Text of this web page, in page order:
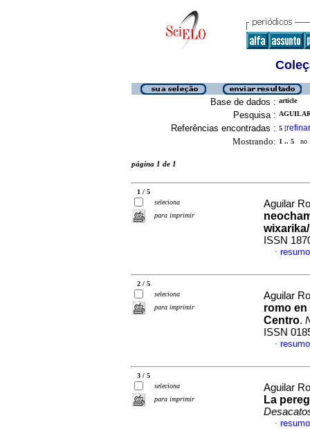
Base de dados : article
Pesquisa :
Referências encontradas : 5 [refinar
Mostrando: 1 .. 5 no
página 1 de 1
1 / 5
seleciona
para imprimir
Aguilar
ISSN
·
2 / 5
seleciona
para imprimir
Aguilar
romo
Centro.
ISSN
·
3 / 5
seleciona
para imprimir
Aguilar
La
·